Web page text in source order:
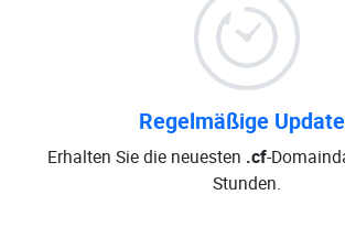
Regelmäßige
Erhalten Sie die neuesten .cf-
Stunden.